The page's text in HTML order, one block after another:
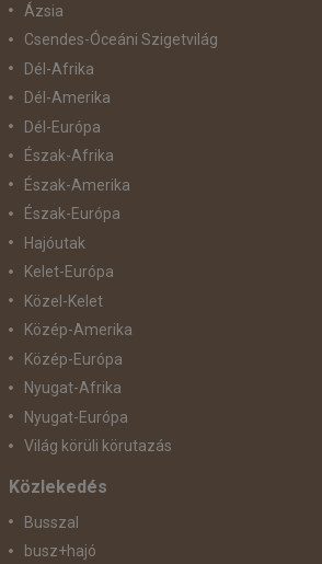
Ázsia
Csendes-Óceáni Szigetvilág
Dél-Afrika
Dél-Amerika
Dél-Európa
Észak-Afrika
Észak-Amerika
Észak-Európa
Hajóutak
Kelet-Európa
Közel-Kelet
Közép-Amerika
Közép-Európa
Nyugat-Afrika
Nyugat-Európa
Világ körüli körutazás
Közlekedés
Busszal
busz+hajó